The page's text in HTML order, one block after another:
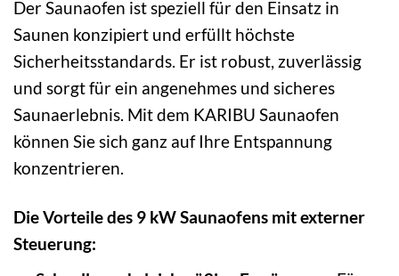
Der Saunaofen ist speziell für den Einsatz in
Saunen konzipiert und erfüllt höchste
Sicherheitsstandards. Er ist robust, zuverlässig
und sorgt für ein angenehmes und sicheres
Saunaerlebnis. Mit dem KARIBU Saunaofen
können Sie sich ganz auf Ihre Entspannung
konzentrieren.
Die Vorteile des 9 kW Saunaofens mit externer
Steuerung: